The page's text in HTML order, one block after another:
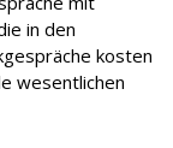
in den
kosten
wesentlichen